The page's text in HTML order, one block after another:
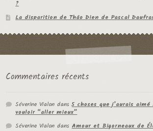
?
La disparition de Thâo Dien de Pascal
Commentaires récents
Séverine Vialon dans5 choses que j’aurais
vouloir “aller mieux”
Séverine Vialon dans Amour et Bigorneaux de